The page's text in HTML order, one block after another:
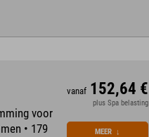
voor
• 179
vanaf 152,64 €
plus Spa belasting
MEER ↓